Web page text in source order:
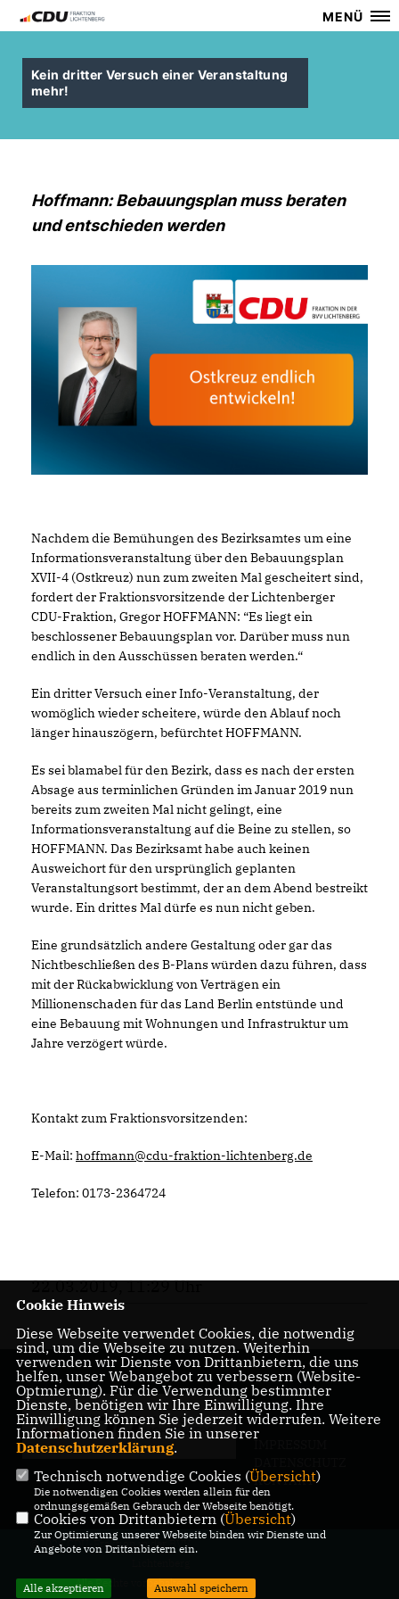
MENÜ
Kein dritter Versuch einer Veranstaltung
mehr!
Hoffmann: Bebauungsplan muss beraten
und entschieden werden
Nachdem die Bemühungen des Bezirksamtes um eine
Informationsveranstaltung über den Bebauungsplan
XVII-4 (Ostkreuz) nun zum zweiten Mal gescheitert sind,
fordert der Fraktionsvorsitzende der Lichtenberger
CDU-Fraktion, Gregor HOFFMANN: “Es liegt ein
beschlossener Bebauungsplan vor. Darüber muss nun
endlich in den Ausschüssen beraten werden.“
Ein dritter Versuch einer Info-Veranstaltung, der
womöglich wieder scheitere, würde den Ablauf noch
länger hinauszögern, befürchtet HOFFMANN.
Es sei blamabel für den Bezirk, dass es nach der ersten
Absage aus terminlichen Gründen im Januar 2019 nun
bereits zum zweiten Mal nicht gelingt, eine
Informationsveranstaltung auf die Beine zu stellen, so
HOFFMANN. Das Bezirksamt habe auch keinen
Ausweichort für den ursprünglich geplanten
Veranstaltungsort bestimmt, der an dem Abend bestreikt
wurde. Ein drittes Mal dürfe es nun nicht geben.
Eine grundsätzlich andere Gestaltung oder gar das
Nichtbeschließen des B-Plans würden dazu führen, dass
mit der Rückabwicklung von Verträgen ein
Millionenschaden für das Land Berlin entstünde und
eine Bebauung mit Wohnungen und Infrastruktur um
Jahre verzögert würde.
Kontakt zum Fraktionsvorsitzenden:
E-Mail: hoffmann@cdu-fraktion-lichtenberg.de
Telefon: 0173-2364724
22.03.2019, 11:29 Uhr
KONTAKT
@2026 CDU-Fraktion in der BVV
Alle Rechte vorbehalten.
Cookie Hinweis
Diese Webseite verwendet Cookies, die notwendig
sind, um die Webseite zu nutzen. Weiterhin
verwenden wir Dienste von Drittanbietern, die uns
helfen, unser Webangebot zu verbessern (Website-
Optmierung). Für die Verwendung bestimmter
Dienste, benötigen wir Ihre Einwilligung. Ihre
Einwilligung können Sie jederzeit widerrufen. Weitere
Informationen finden Sie in unserer
Datenschutzerklärung.
Technisch notwendige Cookies (Übersicht)
Die notwendigen Cookies werden allein für den
ordnungsgemäßen Gebrauch der Webseite benötigt.
Cookies von Drittanbietern (Übersicht)
Zur Optimierung unserer Webseite binden wir Dienste und
Angebote von Drittanbietern ein.
Alle akzeptieren Auswahl speichern